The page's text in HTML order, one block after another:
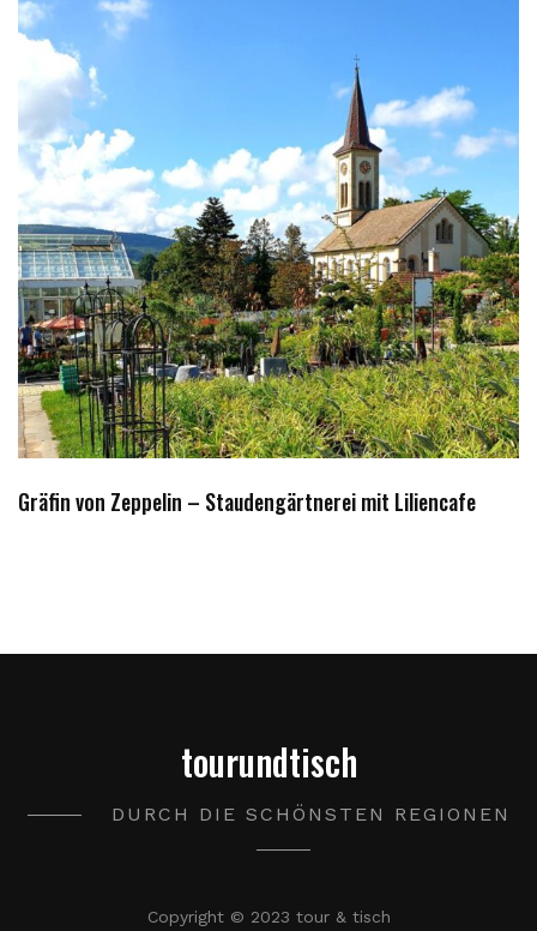
Gräfin von Zeppelin – Staudengärtnerei mit Liliencafe
tourundtisch
DURCH DIE SCHÖNSTEN REGIONEN
Copyright © 2023 tour & tisch